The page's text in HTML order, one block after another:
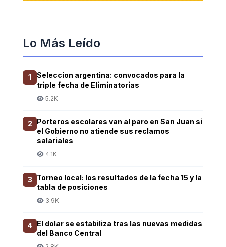
Lo Más Leído
1
Seleccion argentina: convocados para la
triple fecha de Eliminatorias
5.2K
2
Porteros escolares van al paro en San Juan si
el Gobierno no atiende sus reclamos
salariales
4.1K
3
Torneo local: los resultados de la fecha 15 y la
tabla de posiciones
3.9K
4 El dolar se estabiliza tras las nuevas medidas
del Banco Central